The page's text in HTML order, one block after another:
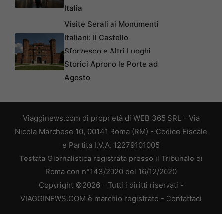
Italia
Visite Serali ai Monumenti
Italiani: Il Castello
Sforzesco e Altri Luoghi
Storici Aprono le Porte ad
Agosto
Viagginews.com di proprietà di WEB 365 SRL - Via
Nicola Marchese 10, 00141 Roma (RM) - Codice Fiscale
e Partita I.V.A. 12279101005
Testata Giornalistica registrata presso il Tribunale di
Roma con n°143/2020 del 16/12/2020
Copyright ©2026 - Tutti i diritti riservati -
VIAGGINEWS.COM è marchio registrato - Contattaci